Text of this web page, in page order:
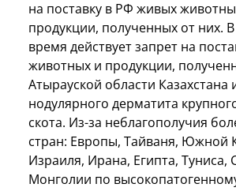
на поставку в РФ живых
продукции, полученных от них.
время действует запрет на
животных и продукции,
Атырауской области Казахстана
нодулярного дерматита
скота. Из-за неблагополучия
стран: Европы, Тайваня, Южной
Израиля, Ирана, Египта,
Монголии по